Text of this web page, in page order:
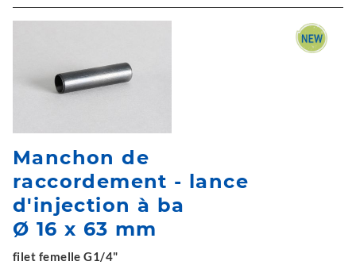
Manchon de
raccordement - lance
d'injection à ba
Ø 16 x 63 mm
filet femelle G1/4"